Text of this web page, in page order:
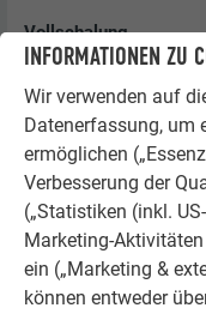
INFORMATIONEN ZU
Wir verwenden auf
Datenerfassung, um
ermöglichen
Verbesserung der
(„Statistiken (inkl.
Marketing-
ein („Marketing &
können entweder
Vollschalung
Unabhängig von
die
Verlegung auf
definiert:
Brettbreite:
Brettstärke:
Zustand)